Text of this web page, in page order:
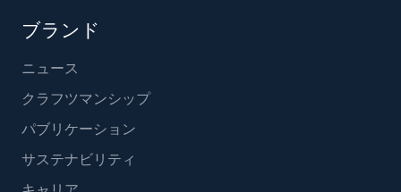
ブランド
ニュース
クラフツマンシップ
パブリケーション
サステナビリティ